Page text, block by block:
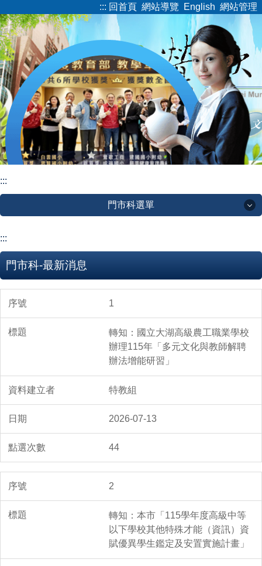
到
主
要
內
容
區
::: 回首頁 網站導覽 English 網站管理
:::
門市科選單
門市科選單
門市服務科簡介
相關文件下載
門市科首頁
特教組首頁
:::
門市科-最新消息
1
轉知：國立大湖高級農工職業學校
辦理115年「多元文化與教師解聘
辦法增能研習」
特教組
2026-07-13
44
2
轉知：本市「115學年度高級中等
以下學校其他特殊才能（資訊）資
賦優異學生鑑定及安置實施計畫」